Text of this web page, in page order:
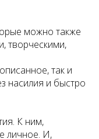
можно также
творческими,
так и
насилия и быстро
К ним,
личное. И,